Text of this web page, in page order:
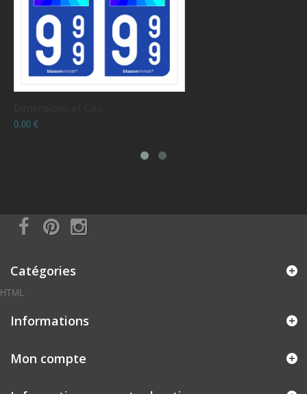
0,00 €
Catégories
HTML
Informations
Mon compte